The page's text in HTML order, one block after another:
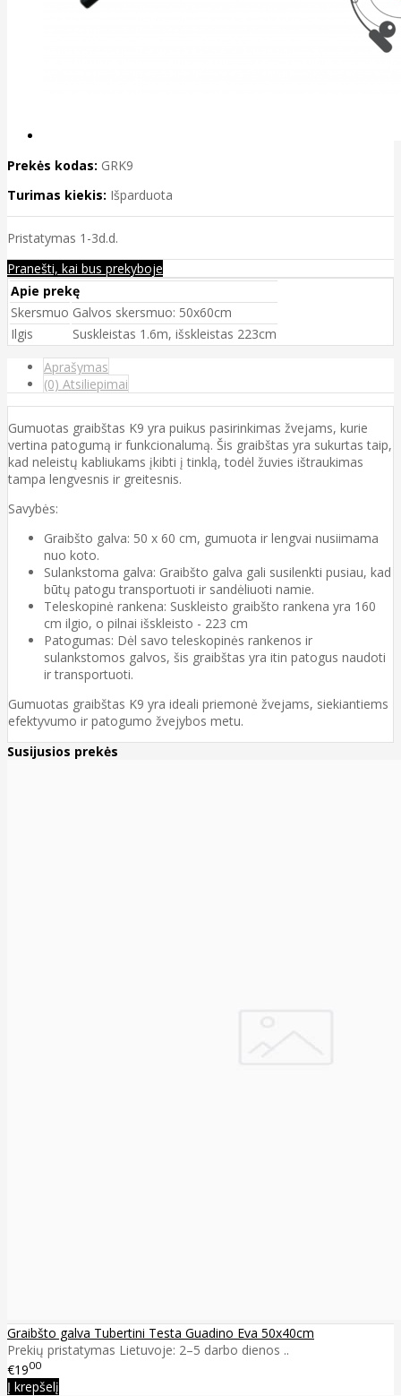
Prekės kodas: GRK9
Turimas kiekis: Išparduota
Pristatymas 1-3d.d.
Pranešti, kai bus prekyboje
Apie prekę
Skersmuo Galvos skersmuo: 50x60cm
Ilgis
Suskleistas 1.6m, išskleistas 223cm
Aprašymas
(0) Atsiliepimai
Gumuotas graibštas K9 yra puikus pasirinkimas žvejams, kurie
vertina patogumą ir funkcionalumą. Šis graibštas yra sukurtas taip,
kad neleistų kabliukams įkibti į tinklą, todėl žuvies ištraukimas
tampa lengvesnis ir greitesnis.
Savybės:
Graibšto galva: 50 x 60 cm, gumuota ir lengvai nusiimama
nuo koto.
Sulankstoma galva: Graibšto galva gali susilenkti pusiau, kad
būtų patogu transportuoti ir sandėliuoti namie.
Teleskopinė rankena: Suskleisto graibšto rankena yra 160
cm ilgio, o pilnai išskleisto - 223 cm
Patogumas: Dėl savo teleskopinės rankenos ir
sulankstomos galvos, šis graibštas yra itin patogus naudoti
ir transportuoti.
Gumuotas graibštas K9 yra ideali priemonė žvejams, siekiantiems
efektyvumo ir patogumo žvejybos metu.
Susijusios prekės
Graibšto galva Tubertini Testa Guadino Eva 50x40cm
Prekių pristatymas Lietuvoje: 2–5 darbo dienos ..
€1900
Į krepšelį